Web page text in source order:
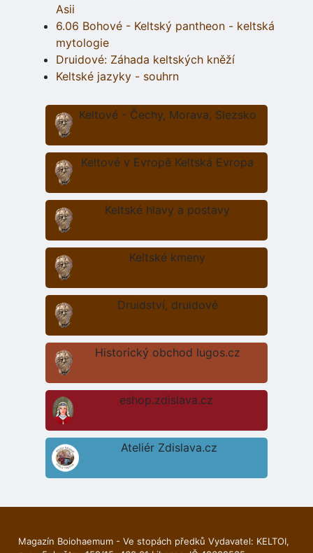
Asii
6.06 Bohové - Keltský pantheon - keltská
mytologie
Druidové: Záhada keltských kněží
Keltské jazyky - souhrn
Keltové - Čechy, Morava, Slezsko
Keltové v Evropě Keltská Evropa
Keltské hlavy a postavy
Keltské kmeny
Druidství, druidové
Historický obchod lugos.cz
eshop.zdislava.cz
Ateliér Zdislava.cz
Magazín Boiohaemum - Ve stopách předků Vydavatel: KELTOI,